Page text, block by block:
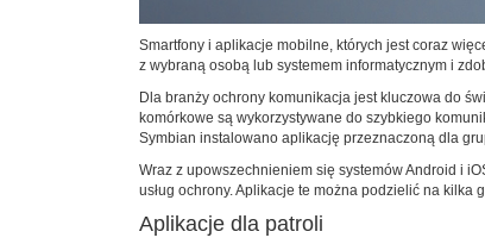
Smartfony i aplikacje mobilne, których jest coraz
z wybraną osobą lub systemem informatycznym i
Dla branży ochrony komunikacja jest kluczowa do
komórkowe są wykorzystywane do szybkiego
Symbian instalowano aplikację przeznaczoną dla
Wraz z upowszechnieniem się systemów Android i
usług ochrony. Aplikacje te można podzielić na kilka
Aplikacje dla patroli